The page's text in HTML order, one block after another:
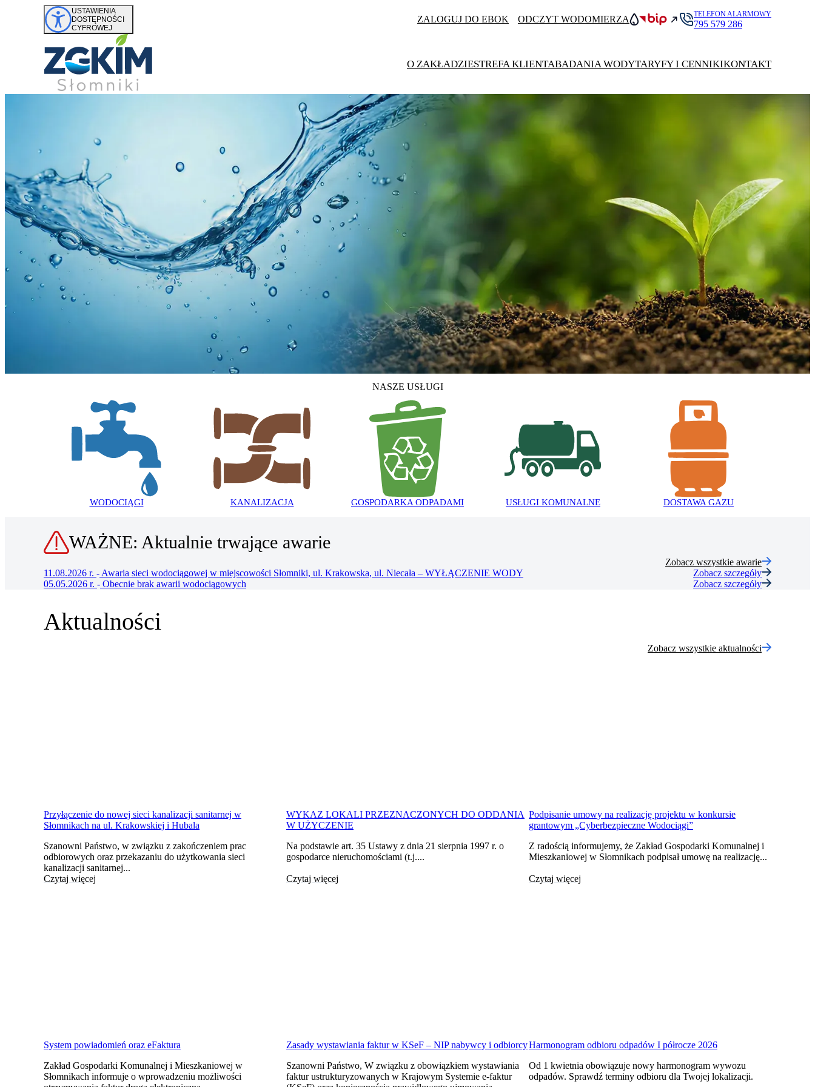
Przejdź do treści USTAWIENIA
DOSTĘPNOŚCI
CYFROWEJ
ZALOGUJ DO EBOK ODCZYT WODOMIERZA
TELEFON ALARMOWY
795 579 286
O ZAKŁADZIESTREFA KLIENTABADANIA WODYTARYFY I CENNIKIKONTAKT
KOMUNALNEJ
I MIESZKANIOWEJ
W SŁOMNIKACH
NASZE USŁUGI
WODOCIĄGI KANALIZACJA GOSPODARKA ODPADAMI USŁUGI KOMUNALNE DOSTAWA GAZU
WAŻNE: Aktualnie trwające awarie
Zobacz wszystkie awarie
11.08.2026 r. - Awaria sieci wodociągowej w miejscowości Słomniki, ul. Krakowska, ul. Niecała – WYŁĄCZENIE WODY
Zobacz szczegóły
05.05.2026 r. - Obecnie brak awarii wodociągowych Zobacz szczegóły
Aktualności
Zobacz wszystkie aktualności
Przyłączenie do nowej sieci kanalizacji sanitarnej w
Słomnikach na ul. Krakowskiej i Hubala
Szanowni Państwo, w związku z zakończeniem prac
odbiorowych oraz przekazaniu do użytkowania sieci
kanalizacji sanitarnej...
Czytaj więcej
WYKAZ LOKALI PRZEZNACZONYCH DO ODDANIA
W UŻYCZENIE
Na podstawie art. 35 Ustawy z dnia 21 sierpnia 1997 r. o
gospodarce nieruchomościami (t.j....
Czytaj więcej
Podpisanie umowy na realizację projektu w konkursie
grantowym „Cyberbezpieczne Wodociągi”
Z radością informujemy, że Zakład Gospodarki Komunalnej i
Mieszkaniowej w Słomnikach podpisał umowę na realizację...
Czytaj więcej
System powiadomień oraz eFaktura
Zakład Gospodarki Komunalnej i Mieszkaniowej w
Słomnikach informuje o wprowadzeniu możliwości
Zasady wystawiania faktur w KSeF – NIP nabywcy i odbiorcy
Szanowni Państwo, W związku z obowiązkiem wystawiania
faktur ustrukturyzowanych w Krajowym Systemie e-faktur
Harmonogram odbioru odpadów I półrocze 2026
Od 1 kwietnia obowiązuje nowy harmonogram wywozu
odpadów. Sprawdź terminy odbioru dla Twojej lokalizacji.